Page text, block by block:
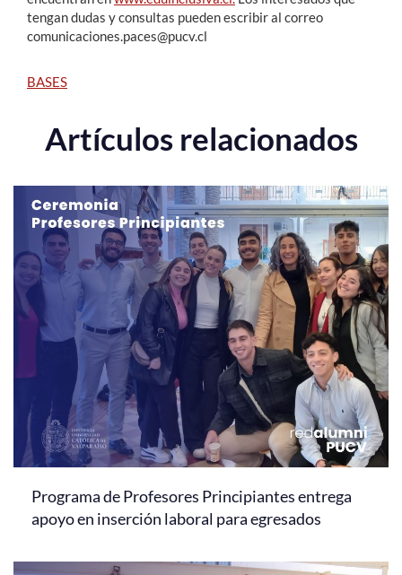
tengan dudas y consultas pueden escribir al correo
comunicaciones.paces@pucv.cl
BASES
Artículos relacionados
Programa de Profesores Principiantes entrega
apoyo en inserción laboral para egresados